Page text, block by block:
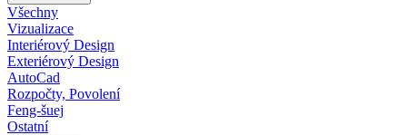
Všechny
Vizualizace
Interiérový Design
Exteriérový Design
AutoCad
Rozpočty, Povolení
Feng-šuej
Ostatní